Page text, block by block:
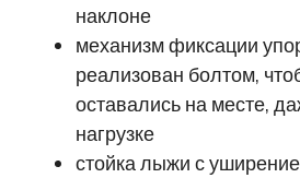
наклоне
механизм фиксации
реализован болтом,
оставались на месте,
нагрузке
стойка лыжи с